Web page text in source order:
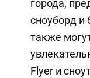
города,
сноуборд и
также
Flyer и